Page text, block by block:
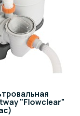
параметров воды
материалы
"Flowclear"